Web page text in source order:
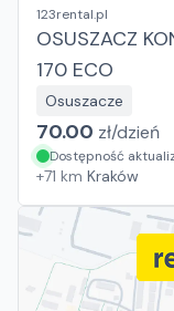
123rental.pl
OSUSZACZ
170 ECO
Osuszacze
70.00 zł/dzień
Dostępność
+71 km Kraków